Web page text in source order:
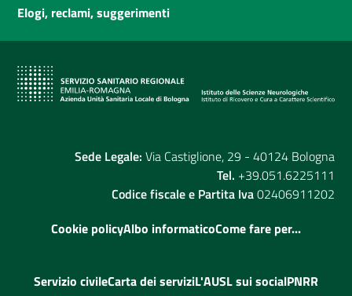
Elogi, reclami, suggerimenti
Sede Legale: Via Castiglione, 29 - 40124 Bologna
Tel. +39.051.6225111
Codice fiscale e Partita Iva02406911202
Cookie policyAlbo informaticoCome fare per...
Servizio civileCarta dei serviziL'AUSL sui socialPNRR